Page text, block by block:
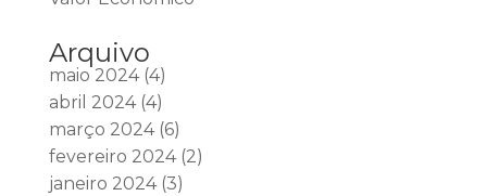
Arquivo
maio 2024(4)
abril 2024(4)
março 2024(6)
fevereiro 2024(2)
janeiro 2024(3)